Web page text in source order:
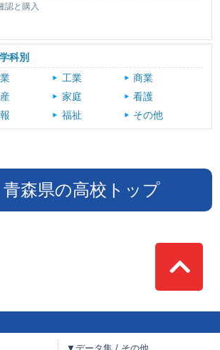
認と購入
科別
工業
商業
家庭
看護
福祉 その他
青森県の高校トップ
Top